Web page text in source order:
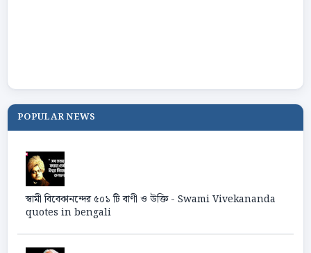
POPULAR NEWS
স্বামী বিবেকানন্দের ৫০১ টি বাণী ও উক্তি - Swami Vivekananda
quotes in bengali